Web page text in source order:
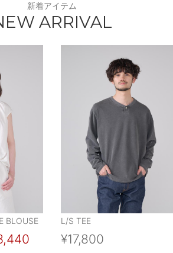
新着アイテム
ARRIVAL
BLOUSE L/S TEE
¥17,800